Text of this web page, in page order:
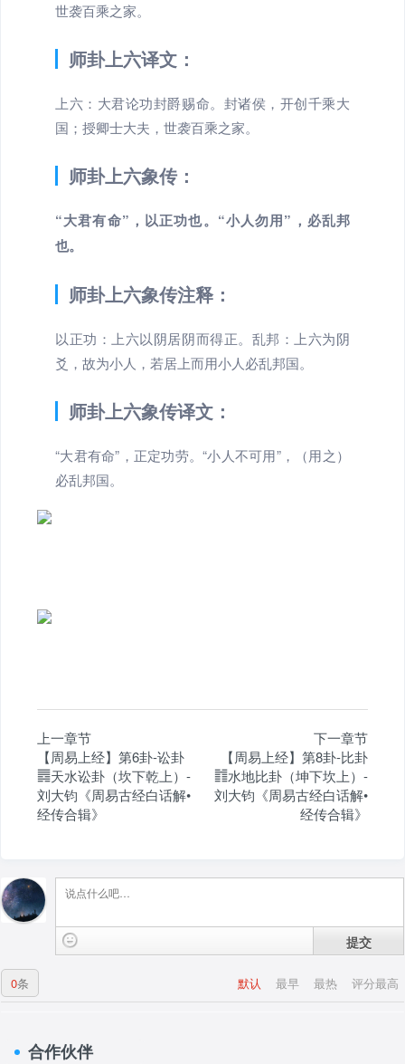
世袭百乘之家。
师卦上六译文：
上六：大君论功封爵赐命。封诸侯，开创千乘大
国；授卿士大夫，世袭百乘之家。
师卦上六象传：
“大君有命”，以正功也。“小人勿用”，必乱邦
也。
师卦上六象传注释：
以正功：上六以阴居阴而得正。乱邦：上六为阴
爻，故为小人，若居上而用小人必乱邦国。
师卦上六象传译文：
“大君有命”，正定功劳。“小人不可用”，（用之）
必乱邦国。
上一章节
【周易上经】第6卦-讼卦
䷅天水讼卦（坎下乾上）-
刘大钧《周易古经白话解•
经传合辑》
下一章节
【周易上经】第8卦-比卦
䷇水地比卦（坤下坎上）-
刘大钧《周易古经白话解•
经传合辑》
提交
默认 最早 最热 评分最高
0条
合作伙伴